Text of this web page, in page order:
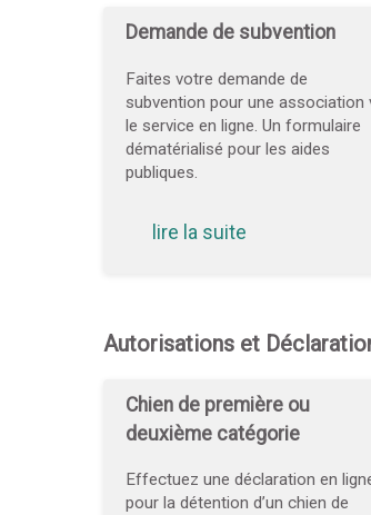
Demande de subvention
Faites votre demande de
subvention pour une association
le service en ligne. Un formulaire
dématérialisé pour les aides
publiques.
lire la suite
Autorisations et
Chien de première ou
deuxième catégorie
Effectuez une déclaration en
pour la détention d’un chien de